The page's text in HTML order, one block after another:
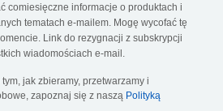
comiesięczne informacje o produktach i
tematach e-mailem. Mogę wycofać tę
Link do rezygnacji z subskrypcji
wiadomościach e-mail.
jak zbieramy, przetwarzamy i
zapoznaj się z naszą Polityką